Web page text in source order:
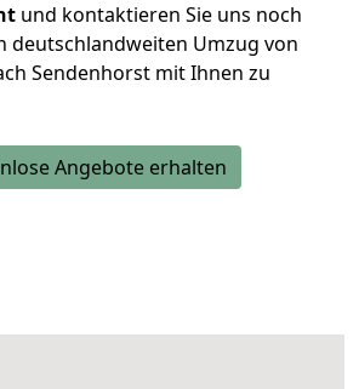
und kontaktieren Sie uns noch
deutschlandweiten Umzug von
Sendenhorst mit Ihnen zu
Angebote erhalten